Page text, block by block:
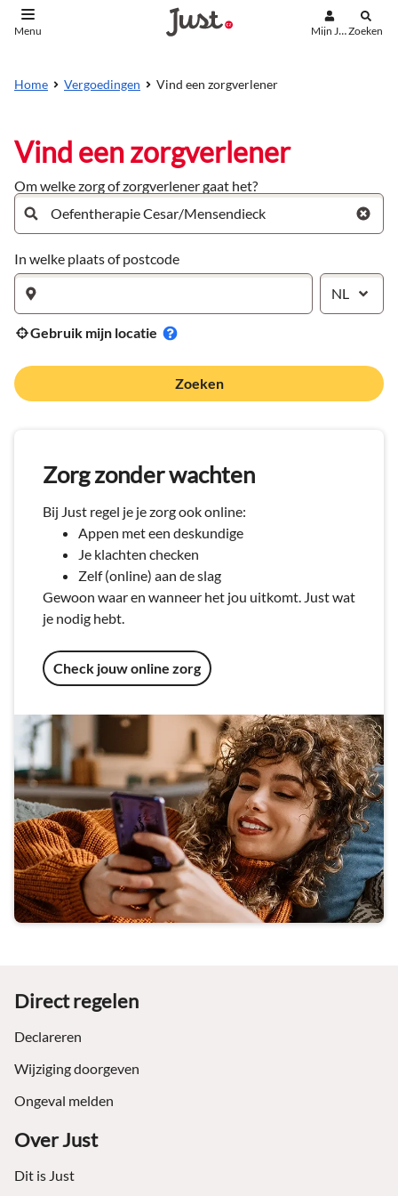
de inhoud
Menu Mijn JustZoeken
Home Vergoedingen Vind een zorgverlener
Vind een zorgverlener
Om welke zorg of zorgverlener gaat het?
In welke plaats of postcode
NL
Gebruik mijn locatie
Zoeken
Zorg zonder wachten
Bij Just regel je je zorg ook online:
Appen met een deskundige
Je klachten checken
Zelf (online) aan de slag
Gewoon waar en wanneer het jou uitkomt. Just wat
je nodig hebt.
Check jouw online zorg
Direct regelen
Declareren
Wijziging doorgeven
Ongeval melden
Over Just
Dit is Just